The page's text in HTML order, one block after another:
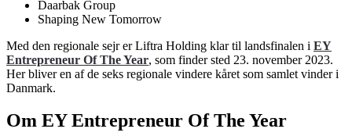
Daarbak Group
Shaping New Tomorrow
Med den regionale sejr er Liftra Holding klar til landsfinalen i EY
Entrepreneur Of The Year, som finder sted 23. november 2023.
Her bliver en af de seks regionale vindere kåret som samlet vinder i
Danmark.
Om EY Entrepreneur Of The Year